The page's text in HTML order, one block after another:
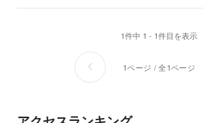
1件中 1 - 1件目を表示
1ページ / 全1ページ